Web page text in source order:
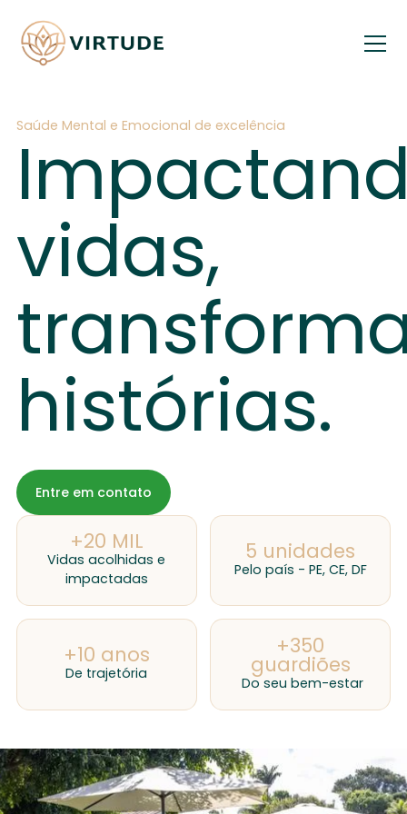
Saúde Mental e Emocional de excelência
vidas,
histórias.
Entre em contato
+20 MIL
Vidas acolhidas e
impactadas
5 unidades
Pelo país - PE, CE, DF
+10 anos
De trajetória
+350
guardiões
Do seu bem-estar